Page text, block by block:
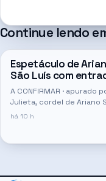
Continue lendo
Espetáculo de
São Luís com
A CONFIRMAR · apurado
Julieta, cordel de Ariano
nos dias 19 a 21 de agosto
há 10 h